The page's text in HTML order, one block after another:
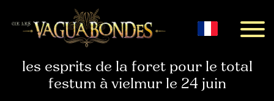
Menu
les esprits de la foret pour le total
festum à vielmur le 24 juin